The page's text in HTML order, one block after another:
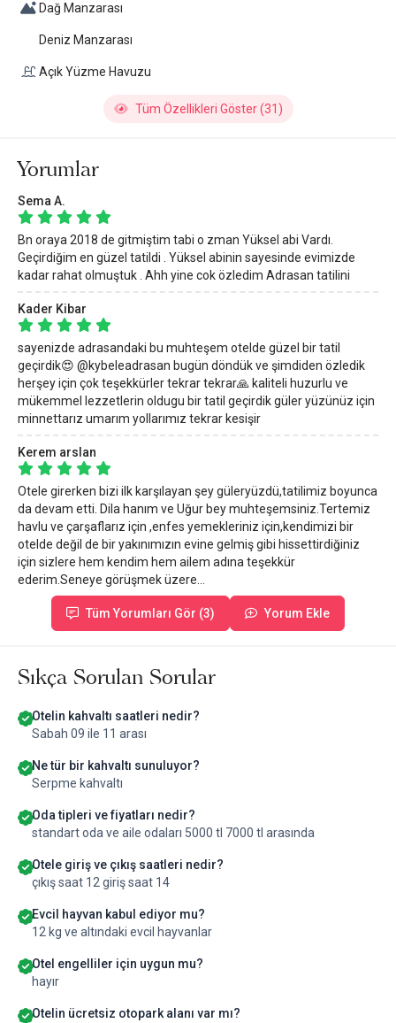
Adrasan Otelleriarasında Küçük Oteller Sitesi özel seçkisinde
yer almaktadır.”
Dağ Manzarası
Deniz Manzarası
Açık Yüzme Havuzu
Tüm Özellikleri Göster (31)
Yorumlar
Sema A.
Bn oraya 2018 de gitmiştim tabi o zman Yüksel abi Vardı.
Geçirdiğim en güzel tatildi . Yüksel abinin sayesinde evimizde
kadar rahat olmuştuk . Ahh yine cok özledim Adrasan tatilini
Kader Kibar
sayenizde adrasandaki bu muhteşem otelde güzel bir tatil
geçirdik😍 @kybeleadrasan bugün döndük ve şimdiden özledik
herşey için çok teşekkürler tekrar tekrar🙏 kaliteli huzurlu ve
mükemmel lezzetlerin oldugu bir tatil geçirdik güler yüzünüz için
minnettarız umarım yollarımız tekrar kesişir
Kerem arslan
Otele girerken bizi ilk karşılayan şey güleryüzdü,tatilimiz boyunca
da devam etti. Dila hanım ve Uğur bey muhteşemsiniz.Tertemiz
havlu ve çarşaflarız için ,enfes yemekleriniz için,kendimizi bir
otelde değil de bir yakınımızın evine gelmiş gibi hissettirdiğiniz
için sizlere hem kendim hem ailem adına teşekkür
ederim.Seneye görüşmek üzere…
Tüm Yorumları Gör (3) Yorum Ekle
Sıkça Sorulan Sorular
Otelin kahvaltı saatleri nedir?
Sabah 09 ile 11 arası
Ne tür bir kahvaltı sunuluyor?
Serpme kahvaltı
Oda tipleri ve fiyatları nedir?
standart oda ve aile odaları 5000 tl 7000 tl arasında
Otele giriş ve çıkış saatleri nedir?
çıkış saat 12 giriş saat 14
Evcil hayvan kabul ediyor mu?
12 kg ve altındaki evcil hayvanlar
Otel engelliler için uygun mu?
hayır
Otelin ücretsiz otopark alanı var mı?